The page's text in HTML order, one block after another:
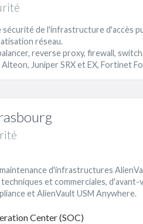
de l'infrastructure d'accès
réseau.
reverse proxy, firewall,
Alteon, Juniper SRX et EX, Fortinet
d'infrastructures
et commerciales,
et AlienVault USM Anywhere.
Center (SOC)